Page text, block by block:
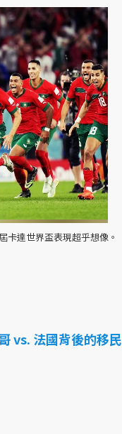
卡達世界盃表現超乎想像。
vs. 法國背後的移民